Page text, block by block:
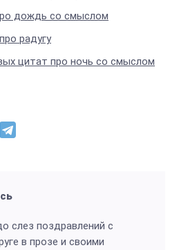
дождь со смыслом
радугу
цитат про ночь со смыслом